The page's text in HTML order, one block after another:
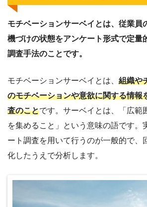
モチベーションサーベイとは、従業員
機づけの状態をアンケート形式で定量
調査手法のことです。
モチベーションサーベイとは、 組織や
のモチベーションや意欲に関する情報
査のことです。サーベイとは、「広範
を集めること」という意味の語です。
ート調査を用いて行うのが一般的で、
化したうえで分析します。